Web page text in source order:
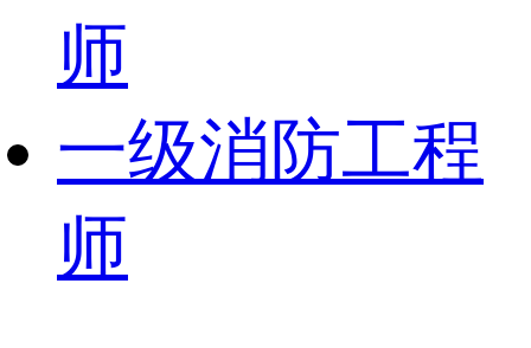
师
一级消防工程
师